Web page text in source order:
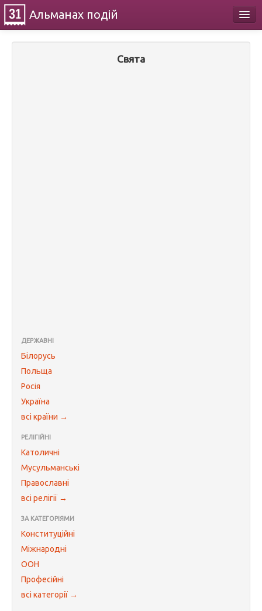
Альманах подій
Свята
ДЕРЖАВНІ
Білорусь
Польща
Росія
Україна
всі країни →
РЕЛІГІЙНІ
Католичні
Мусульманські
Православні
всі релігії →
ЗА КАТЕГОРІЯМИ
Конституційні
Міжнародні
ООН
Професійні
всі категорії →